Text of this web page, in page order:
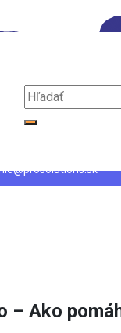
pedagogov/
Hľadať:
– Ako